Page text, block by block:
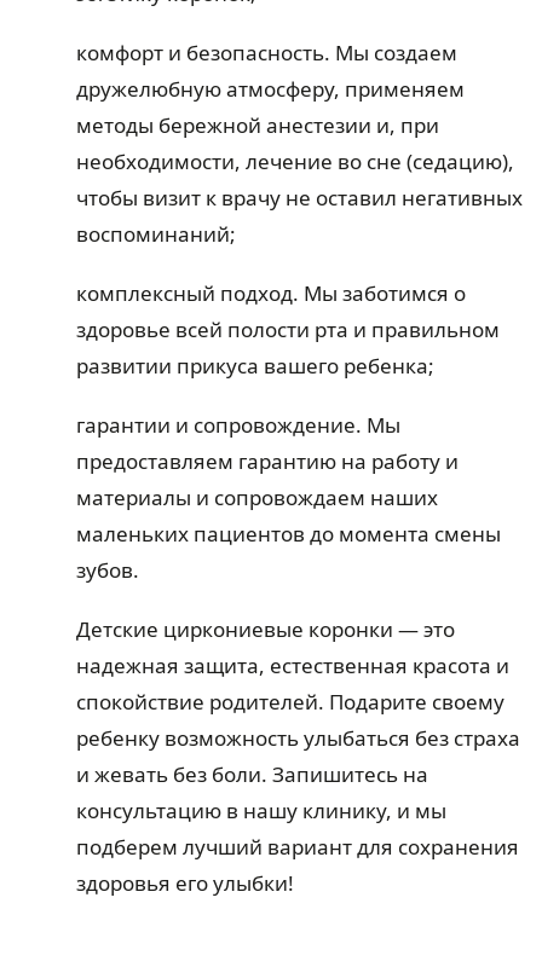
комфорт и безопасность. Мы создаем
дружелюбную атмосферу, применяем
методы бережной анестезии и, при
необходимости, лечение во сне (седацию),
чтобы визит к врачу не оставил негативных
воспоминаний;
комплексный подход. Мы заботимся о
здоровье всей полости рта и правильном
развитии прикуса вашего ребенка;
гарантии и сопровождение. Мы
предоставляем гарантию на работу и
материалы и сопровождаем наших
маленьких пациентов до момента смены
зубов.
Детские циркониевые коронки — это
надежная защита, естественная красота и
спокойствие родителей. Подарите своему
ребенку возможность улыбаться без страха
и жевать без боли. Запишитесь на
консультацию в нашу клинику, и мы
подберем лучший вариант для сохранения
здоровья его улыбки!